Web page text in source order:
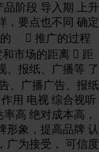
阶段 导入期 上升
，要点也不同 确定
的  推广的过程
市场的距离  距
、报纸、广播等 了
、广播广告、报纸
用 电视 综合视听
高 绝对成本高，
形象，提高品牌 认
广为接受， 可信度